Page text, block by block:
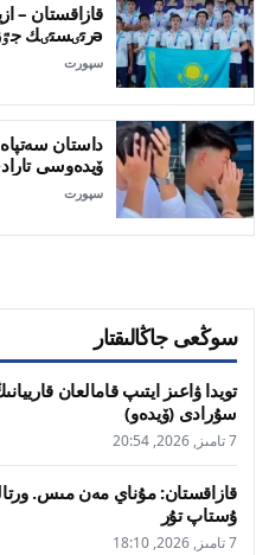
əرتٸستٸك جٷزۋدەن تروفەي
سپورت
داستان
ۆيدەوسى
سپورت
سوڭعى جاڭالىقتار
تويدا ۋاعىز ايتىپ قامالعان
سۇرادى (ۆيدەو)
7 تامىز, 2026, 20:54
قازاقستان: مۇناي مەن مىس.
ۇستاپ تۇر
7 تامىز, 2026, 18:10